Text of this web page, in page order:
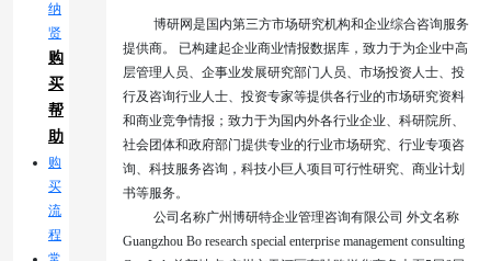
纳
贤
购
买
帮
助
购
买
流
程
博研网是国内第三方市场研究机构和企业综合咨询服务
提供商。
已构建起企业商业情报数据库，致力于为企业中高
层管理人员、企事业发展研究部门人员、市场投资人士、投
行及咨询行业人士、投资专家等提供各行业的市场研究资料
和商业竞争情报；致力于为国内外各行业企业、科研院所、
社会团体和政府部门提供专业的行业市场研究、行业专项咨
询、科技服务咨询，科技小巨人项目可行性研究、 商业计划
书等服务。
公司名称广州博研特企业管理咨询有限公司 外文名称
Guangzhou Bo research special enterprise management consulting